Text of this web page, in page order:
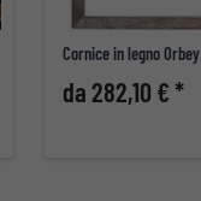
Cornice in legno Orbey
da 282,10 € *